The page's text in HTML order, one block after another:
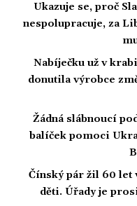
Ukazuje se, proč
nespolupracuje, za
Nabíječku už v
donutila výrobce
Žádná slábnoucí
balíček pomoci
Čínský pár žil 60 let
děti. Úřady je